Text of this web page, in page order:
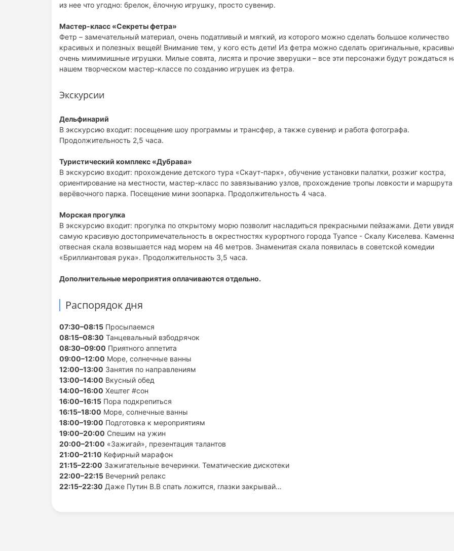
из нее что угодно: брелок, ёлочную игрушку, просто сувенир.
Мастер-класс «Секреты фетра»
Фетр – замечательный материал, очень податливый и мягкий, из которого можно сделать большое количество
красивых и полезных вещей! Внимание тем, у кого есть дети! Из фетра можно сделать оригинальные,
очень мимимишные игрушки. Милые совята, лисята и прочие зверушки – все эти персонажи будут рождаться
нашем творческом мастер-классе по созданию игрушек из фетра.
Экскурсии
Дельфинарий
В экскурсию входит: посещение шоу программы и трансфер, а также сувенир и работа фотографа.
Продолжительность 2,5 часа.
Туристический комплекс «Дубрава»
В экскурсию входит: прохождение детского тура «Скаут-парк», обучение установки палатки, розжиг костра,
ориентирование на местности, мастер-класс по завязыванию узлов, прохождение тропы ловкости и маршрута
верёвочного парка. Посещение мини зоопарка. Продолжительность 4 часа.
Морская прогулка
В экскурсию входит: прогулка по открытому морю позволит насладиться прекрасными пейзажами. Дети
самую красивую достопримечательность в окрестностях курортного города Туапсе - Скалу Киселева.
отвесная скала возвышается над морем на 46 метров. Знаменитая скала появилась в советской комедии
«Бриллиантовая рука». Продолжительность 3,5 часа.
Дополнительные мероприятия оплачиваются отдельно.
Распорядок дня
07:30–08:15 Просыпаемся
08:15–08:30 Танцевальный взбодрячок
08:30–09:00 Приятного аппетита
09:00–12:00 Море, солнечные ванны
12:00–13:00 Занятия по направлениям
13:00–14:00 Вкусный обед
14:00–16:00 Хештег #cон
16:00–16:15 Пора подкрепиться
16:15–18:00 Море, солнечные ванны
18:00–19:00 Подготовка к мероприятиям
19:00–20:00 Спешим на ужин
20:00–21:00 «Зажигай», презентация талантов
21:00–21:10 Кефирный марафон
21:15–22:00 Зажигательные вечеринки. Тематические дискотеки
22:00–22:15 Вечерний релакс
22:15–22:30 Даже Путин В.В спать ложится, глазки закрывай…